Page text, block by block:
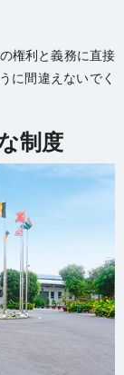
権利と義務に直接
に間違えないでく
制度